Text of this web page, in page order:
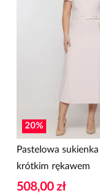
20%
Pastelowa
krótkim rękawem
508,00 zł